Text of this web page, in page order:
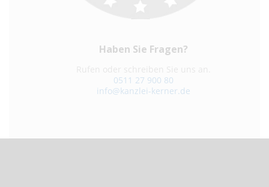
Haben Sie Fragen?
0511 27 900 80
info@kanzlei-kerner.de